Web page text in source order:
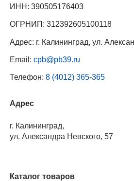
ИНН: 390505176403
ОГРНИП: 312392605100118
Адрес: г. Калининград, ул.
Email: cpb@pb39.ru
Телефон: 8 (4012) 365-365
Адрес
г. Калининград,
ул. Александра Невского, 57
Каталог товаров